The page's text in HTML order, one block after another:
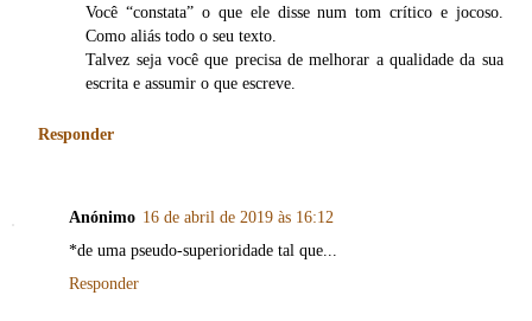
Você “constata” o que ele disse num tom crítico e jocoso.
Como aliás todo o seu texto.
Talvez seja você que precisa de melhorar a qualidade da sua
escrita e assumir o que escreve.
Responder
Anónimo 16 de abril de 2019 às 16:12
*de uma pseudo-superioridade tal que...
Responder